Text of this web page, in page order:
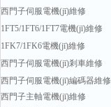
西門子伺服電機(jī)維修
1FT5/1FT6/1FT7電機(jī)維修
1FK7/1FK6電機(jī)維修
西門子伺服電機(jī)剎車維修
西門子伺服電機(jī)編碼器維修
西門子主軸電機(jī)維修